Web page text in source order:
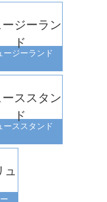
ージーラン
ド
ージーランド
ーススタン
ド
ーススタンド